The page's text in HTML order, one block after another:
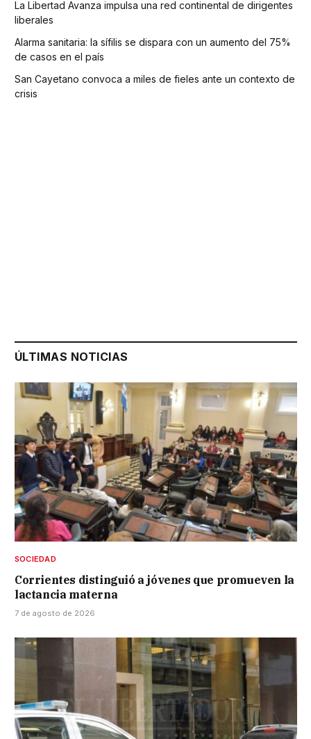
La Libertad Avanza impulsa una red continental de dirigentes
liberales
Alarma sanitaria: la sífilis se dispara con un aumento del 75%
de casos en el país
San Cayetano convoca a miles de fieles ante un contexto de
crisis
ÚLTIMAS NOTICIAS
SOCIEDAD
Corrientes distinguió a jóvenes que promueven la
lactancia materna
7 de agosto de 2026